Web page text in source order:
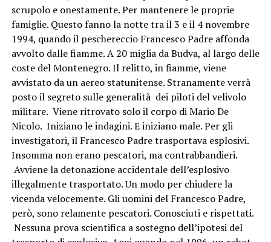
scrupolo e onestamente. Per mantenere le proprie
famiglie. Questo fanno la notte tra il 3 e il 4 novembre
1994, quando il peschereccio Francesco Padre affonda
avvolto dalle fiamme. A 20 miglia da Budva, al largo delle
coste del Montenegro. Il relitto, in fiamme, viene
avvistato da un aereo statunitense. Stranamente verrà
posto il segreto sulle generalità dei piloti del velivolo
militare. Viene ritrovato solo il corpo di Mario De
Nicolo. Iniziano le indagini. E iniziano male. Per gli
investigatori, il Francesco Padre trasportava esplosivi.
Insomma non erano pescatori, ma contrabbandieri.
Avviene la detonazione accidentale dell’esplosivo
illegalmente trasportato. Un modo per chiudere la
vicenda velocemente. Gli uomini del Francesco Padre,
però, sono relamente pescatori. Conosciuti e rispettati.
Nessuna prova scientifica a sostegno dell’ipotesi del